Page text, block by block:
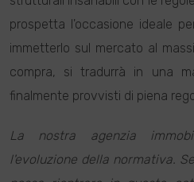
prospetta l'occasione ideale
immetterlo sul mercato al
compra, si tradurrà in una
finalmente provvisti di piena
La nostra agenzia
l'evoluzione della normativa.